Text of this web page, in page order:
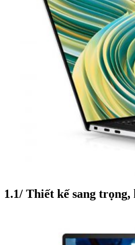
1.1/ Thiết kế sang trọng,